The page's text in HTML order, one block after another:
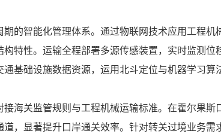
的智能化管理体系。通过物联网技术应用工程
特性。运输全程部署多源传感装置，实时监测
基础设施数据资源，运用北斗定位与机器学习
海关监管规则与工程机械运输标准。在霍尔果斯
，显著提升口岸通关效率。针对转关过境业务需